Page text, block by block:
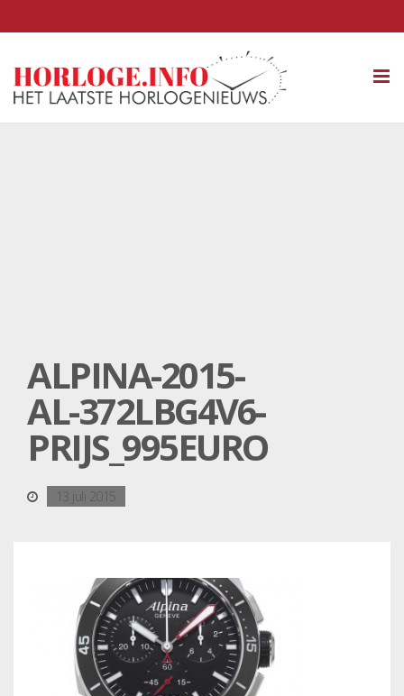
ALPINA-2015-
AL-372LBG4V6-
PRIJS_995EURO
13 juli 2015